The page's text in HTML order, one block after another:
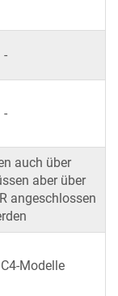
-
-
auch über
aber über
angeschlossen
Modelle